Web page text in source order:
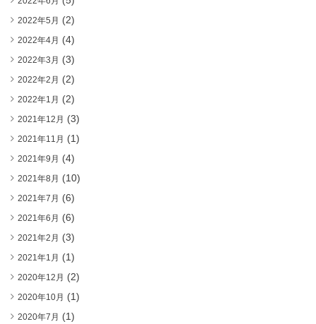
2022年5月 (2)
2022年4月 (4)
2022年3月 (3)
2022年2月 (2)
2022年1月 (2)
2021年12月 (3)
2021年11月 (1)
2021年9月 (4)
2021年8月 (10)
2021年7月 (6)
2021年6月 (6)
2021年2月 (3)
2021年1月 (1)
2020年12月 (2)
2020年10月 (1)
2020年7月 (1)